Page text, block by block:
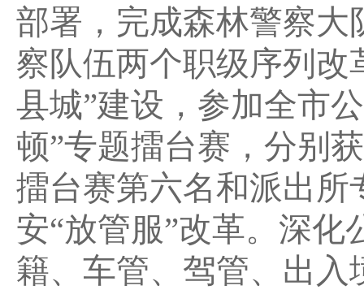
部署，完成森林警察
察队伍两个职级序列改
县城”建设，参加全市
顿”专题擂台赛，分别
擂台赛第六名和派出
安“放管服”改革。深化
籍、车管、驾管、出